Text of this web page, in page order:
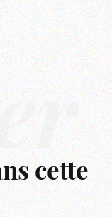
cette